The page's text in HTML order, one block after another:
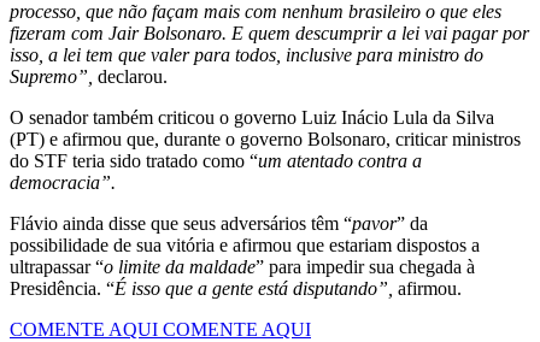
processo, que não façam mais com nenhum brasileiro o que eles
fizeram com Jair Bolsonaro. E quem descumprir a lei vai pagar por
isso, a lei tem que valer para todos, inclusive para ministro do
Supremo”, declarou.
O senador também criticou o governo Luiz Inácio Lula da Silva
(PT) e afirmou que, durante o governo Bolsonaro, criticar ministros
do STF teria sido tratado como “um atentado contra a
democracia”.
Flávio ainda disse que seus adversários têm “pavor” da
possibilidade de sua vitória e afirmou que estariam dispostos a
ultrapassar “o limite da maldade” para impedir sua chegada à
Presidência. “É isso que a gente está disputando”, afirmou.
COMENTE AQUI COMENTE AQUI